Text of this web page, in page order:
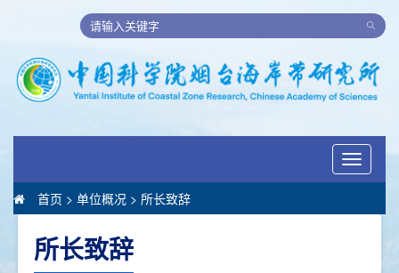
Toggle
首页 > 单位概况 > 所长致辞
所长致辞